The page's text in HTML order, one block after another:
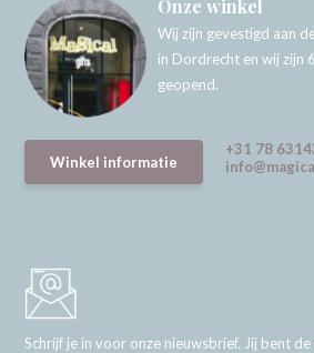
Onze winkel
Wij zijn gevestigd aan
in Dordrecht en wij zijn
geopend.
Winkel informatie
+31 78
Schrijf je in voor onze nieuwsbrief. Jij bent